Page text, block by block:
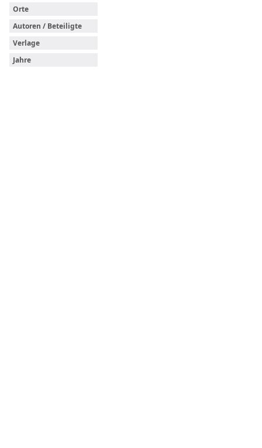
Orte
Autoren / Beteiligte
Verlage
Jahre